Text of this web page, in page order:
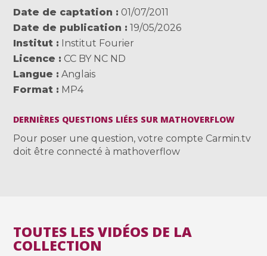
Date de captation
01/07/2011
Date de publication
19/05/2026
Institut
Institut Fourier
Licence
CC BY NC ND
Langue
Anglais
Format
MP4
DERNIÈRES QUESTIONS LIÉES SUR MATHOVERFLOW
Pour poser une question, votre compte Carmin.tv
doit être connecté à mathoverflow
TOUTES LES VIDÉOS DE LA
COLLECTION